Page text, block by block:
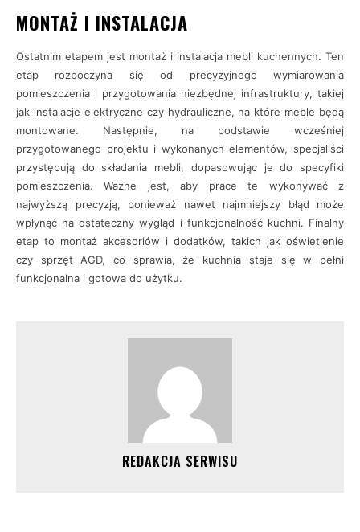
MONTAŻ I INSTALACJA
Ostatnim etapem jest montaż i instalacja mebli kuchennych. Ten
etap rozpoczyna się od precyzyjnego wymiarowania
pomieszczenia i przygotowania niezbędnej infrastruktury, takiej
jak instalacje elektryczne czy hydrauliczne, na które meble będą
montowane. Następnie, na podstawie wcześniej
przygotowanego projektu i wykonanych elementów, specjaliści
przystępują do składania mebli, dopasowując je do specyfiki
pomieszczenia. Ważne jest, aby prace te wykonywać z
najwyższą precyzją, ponieważ nawet najmniejszy błąd może
wpłynąć na ostateczny wygląd i funkcjonalność kuchni. Finalny
etap to montaż akcesoriów i dodatków, takich jak oświetlenie
czy sprzęt AGD, co sprawia, że kuchnia staje się w pełni
funkcjonalna i gotowa do użytku.
REDAKCJA SERWISU